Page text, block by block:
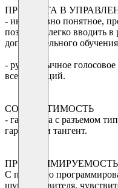
ПРОСТОТА В
- интуитивно понятное,
позволяет легко вводить в
дополнительного
- русскоязычное
всех функций.
СОВМЕСТИМОСТЬ
- гарнитура с разъемом
гарнитур и тангент.
ПРОГРАММИРУЕМОСТЬ
С помощью
шумоподавителя,